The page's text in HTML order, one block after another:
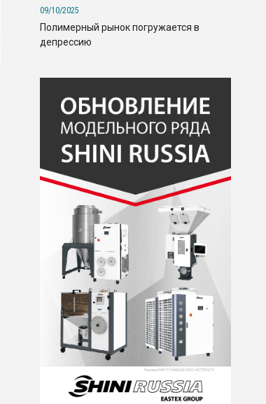
09/10/2025
Полимерный рынок погружается в
депрессию